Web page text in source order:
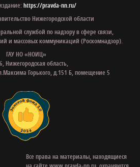
https://pravda-nn.ru/
Нижегородской области
службой по надзору в сфере связи,
и массовых коммуникаций (Роскомнадзор).
ГАУ НО «НОИЦ»
Нижегородская область,
Горького, д.151 Б, помещение 5
Все права на материалы, находящиеся